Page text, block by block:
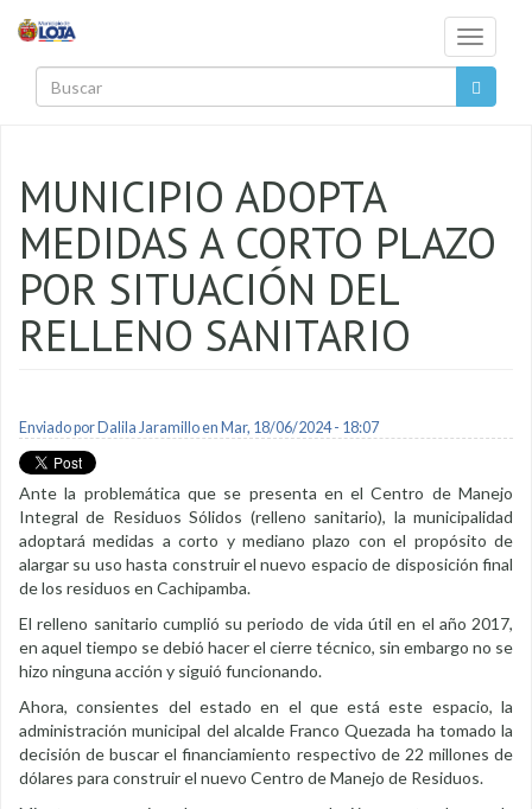
Toggle
MUNICIPIO ADOPTA
MEDIDAS A CORTO PLAZO
POR SITUACIÓN DEL
RELLENO SANITARIO
Enviado por Dalila Jaramilloen Mar, 18/06/2024 - 18:07
Ante la problemática que se presenta en el Centro de Manejo
Integral de Residuos Sólidos (relleno sanitario), la municipalidad
adoptará medidas a corto y mediano plazo con el propósito de
alargar su uso hasta construir el nuevo espacio de disposición final
de los residuos en Cachipamba.
El relleno sanitario cumplió su periodo de vida útil en el año 2017,
en aquel tiempo se debió hacer el cierre técnico, sin embargo no se
hizo ninguna acción y siguió funcionando.
Ahora, consientes del estado en el que está este espacio, la
administración municipal del alcalde Franco Quezada ha tomado la
decisión de buscar el financiamiento respectivo de 22 millones de
dólares para construir el nuevo Centro de Manejo de Residuos.